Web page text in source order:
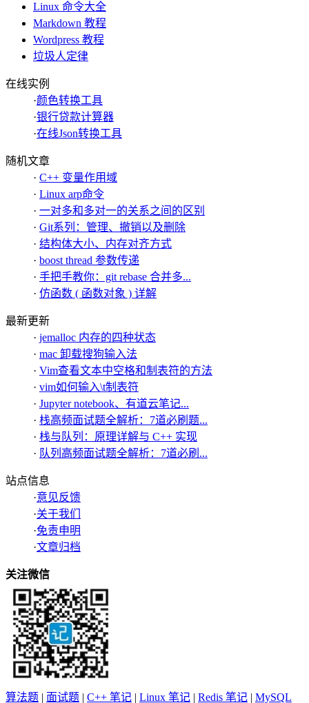
Linux 命令大全
Markdown 教程
Wordpress 教程
垃圾人定律
在线实例
·颜色转换工具
·银行贷款计算器
·在线Json转换工具
随机文章
· C++ 变量作用域
· Linux arp命令
· 一对多和多对一的关系之间的区别
· Git系列：管理、撤销以及删除
· 结构体大小、内存对齐方式
· boost thread 参数传递
· 手把手教你：git rebase 合并多...
· 仿函数 ( 函数对象 ) 详解
最新更新
· jemalloc 内存的四种状态
· mac 卸载搜狗输入法
· Vim查看文本中空格和制表符的方法
· vim如何输入\t制表符
· Jupyter notebook、有道云笔记...
· 栈高频面试题全解析：7道必刷题...
· 栈与队列：原理详解与 C++ 实现
· 队列高频面试题全解析：7道必刷...
站点信息
·意见反馈
·关于我们
·免责申明
·文章归档
关注微信
算法题 | 面试题 | C++ 笔记 | Linux 笔记 | Redis 笔记 | MySQL